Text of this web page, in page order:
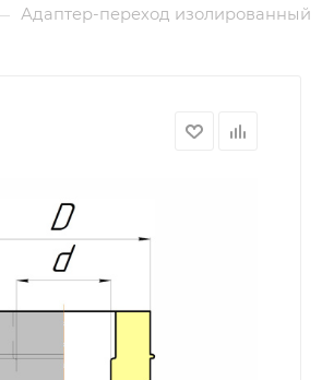
Адаптер-переход изолированный